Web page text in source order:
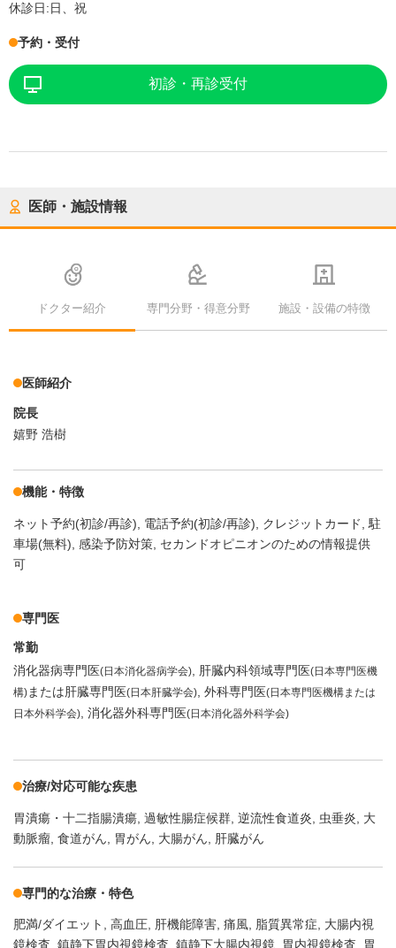
休診日:日、祝
予約・受付
初診・再診受付
医師・施設情報
ドクター紹介 専門分野・得意分野 施設・設備の特徴
医師紹介
院長
嬉野 浩樹
機能・特徴
ネット予約(初診/再診) 電話予約(初診/再診) クレジットカード
駐
車場(無料) 感染予防対策 セカンドオピニオンのための情報提供
可
専門医
常勤
消化器病専門医(日本消化器病学会) 肝臓内科領域専門医(日本専門医機
構)または肝臓専門医(日本肝臓学会) 外科専門医(日本専門医機構または
日本外科学会) 消化器外科専門医(日本消化器外科学会)
治療/対応可能な疾患
胃潰瘍・十二指腸潰瘍 過敏性腸症候群 逆流性食道炎 虫垂炎
大
動脈瘤 食道がん 胃がん 大腸がん 肝臓がん
専門的な治療・特色
肥満/ダイエット 高血圧 肝機能障害 痛風 脂質異常症
大腸内視
鏡検査 鎮静下胃内視鏡検査 鎮静下大腸内視鏡 胃内視鏡検査 胃